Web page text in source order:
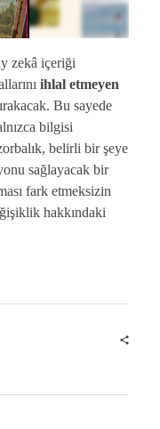
zekâ içeriği
ihlal etmeyen
Bu sayede
bilgisi
belirli bir şeye
sağlayacak bir
fark etmeksizin
hakkındaki